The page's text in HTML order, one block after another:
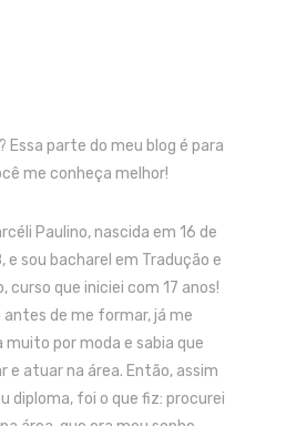
Essa parte do meu blog é para
me conheça melhor!
Paulino, nascida em 16 de
e sou bacharel em Tradução e
curso que iniciei com 17 anos!
antes de me formar, já me
por moda e sabia que
e atuar na área. Então, assim
diploma, foi o que fiz: procurei